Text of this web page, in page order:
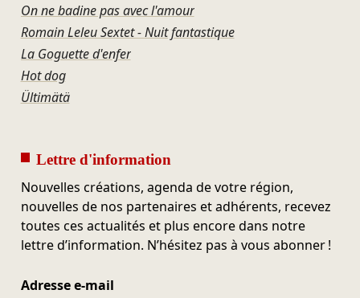
On ne badine pas avec l'amour
Romain Leleu Sextet - Nuit fantastique
La Goguette d'enfer
Hot dog
Ültimätä
Lettre d'information
Nouvelles créations, agenda de votre région,
nouvelles de nos partenaires et adhérents, recevez
toutes ces actualités et plus encore dans notre
lettre d’information. N’hésitez pas à vous abonner !
Adresse e-mail